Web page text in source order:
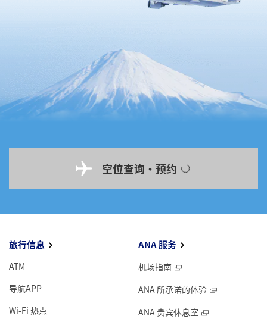
空位查询・预约
旅行信息
ATM
导航APP
Wi-Fi 热点
ANA 服务
机场指南
ANA 所承诺的体验
ANA 贵宾休息室